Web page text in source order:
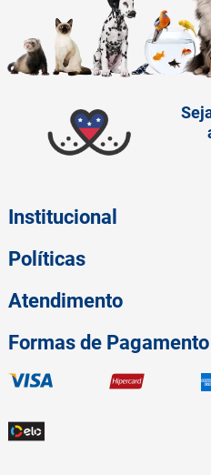
Institucional
Políticas
Atendimento
Formas de Pagamento